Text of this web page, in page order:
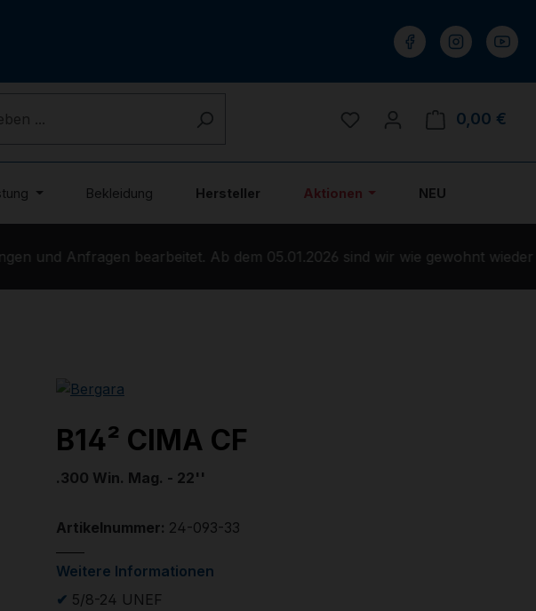
Du hast 0 Produkte auf
0,00 €
Bekleidung Hersteller Aktionen NEU
und Anfragen bearbeitet. Ab dem 05.01.2026 sind wir wie gewohnt
B14² CIMA CF
.300 Win. Mag. - 22''
Artikelnummer: 24-093-33
Weitere Informationen
✔ 5/8-24 UNEF